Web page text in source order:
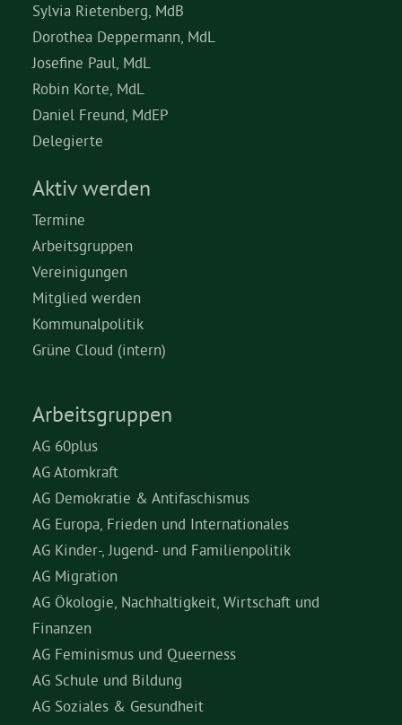
Sylvia Rietenberg, MdB
Dorothea Deppermann, MdL
Josefine Paul, MdL
Robin Korte, MdL
Daniel Freund, MdEP
Delegierte
Aktiv werden
Termine
Arbeitsgruppen
Vereinigungen
Mitglied werden
Kommunalpolitik
Grüne Cloud (intern)
Arbeitsgruppen
AG 60plus
AG Atomkraft
AG Demokratie & Antifaschismus
AG Europa, Frieden und Internationales
AG Kinder-, Jugend- und Familienpolitik
AG Migration
AG Ökologie, Nachhaltigkeit, Wirtschaft und
Finanzen
AG Feminismus und Queerness
AG Schule und Bildung
AG Soziales & Gesundheit